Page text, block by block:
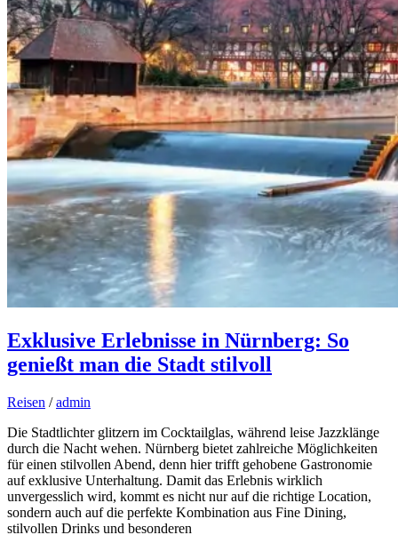
Exklusive Erlebnisse in Nürnberg: So
genießt man die Stadt stilvoll
Reisen /admin
Die Stadtlichter glitzern im Cocktailglas, während leise Jazzklänge
durch die Nacht wehen. Nürnberg bietet zahlreiche Möglichkeiten
für einen stilvollen Abend, denn hier trifft gehobene Gastronomie
auf exklusive Unterhaltung. Damit das Erlebnis wirklich
unvergesslich wird, kommt es nicht nur auf die richtige Location,
sondern auch auf die perfekte Kombination aus Fine Dining,
stilvollen Drinks und besonderen